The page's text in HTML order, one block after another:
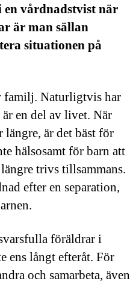
vårdnadstvist när
är man sällan
situationen på
familj. Naturligtvis har
en del av livet. När
är det bäst för
hälsosamt för barn att
trivs tillsammans.
efter en separation,
föräldrar i
ens långt efteråt. För
och samarbeta, även